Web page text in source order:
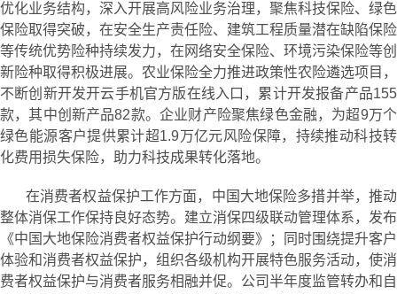
优化业务结构，深入开展高风险业务治理，聚焦科技保险、绿色
保险取得突破，在安全生产责任险、建筑工程质量潜在缺陷保险
等传统优势险种持续发力，在网络安全保险、环境污染保险等创
新险种取得积极进展。农业保险全力推进政策性农险遴选项目，
不断创新开发开云手机官方版在线入口，累计开发报备产品155
款，其中创新产品82款。企业财产险聚焦绿色金融，为超9万个
绿色能源客户提供累计超1.9万亿元风险保障，持续推动科技转
化费用损失保险，助力科技成果转化落地。
在消费者权益保护工作方面，中国大地保险多措并举，推动
整体消保工作保持良好态势。建立消保四级联动管理体系，发布
《中国大地保险消费者权益保护行动纲要》；同时围绕提升客户
体验和消费者权益保护，组织各级机构开展特色服务活动，使消
费者权益保护与消费者服务相融并促。公司半年度监管转办和自